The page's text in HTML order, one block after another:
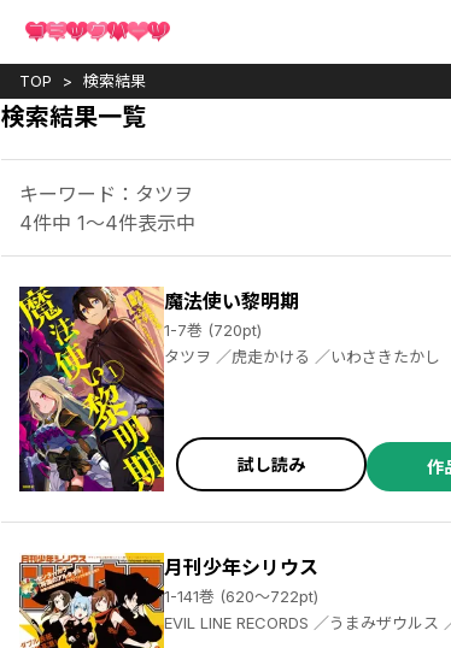
TOP 検索結果
検索結果一覧
キーワード：タツヲ
4件中 1～4件表示中
魔法使い黎明期
1-7巻 (720pt)
タツヲ ／虎走かける ／いわさきたかし
試し読み 作
月刊少年シリウス
1-141巻 (620～722pt)
EVIL LINE RECORDS ／うまみザウルス ／百瀬祐一郎 ／ヤスダスズヒト ／伏瀬 ／茶々 ／杉本萌 ／清水茜 ／弐瓶勉 ／光永康則 ／沙村広明 ／土田陸 ／割田コマ ／蟹江鉄史 ／馬場康誌 ／加茂セイ ／刀坂アキラ ／遠山えま ／カトウコトノ ／柿原優子 ／ヤス ／川上泰樹 ／高田裕三 ／横田卓馬 ／イダタツヒコ ／士貴智志 ／虎走かける ／タツオ ／柴 ／神楽坂淳 ／雷蔵 ／荒木光 ／香月日輪 ／深山和香 ／戸野タエ ／リカチ ／MAGES. ／Chiyo St.Inc ／園心ふつう ／梅原英司